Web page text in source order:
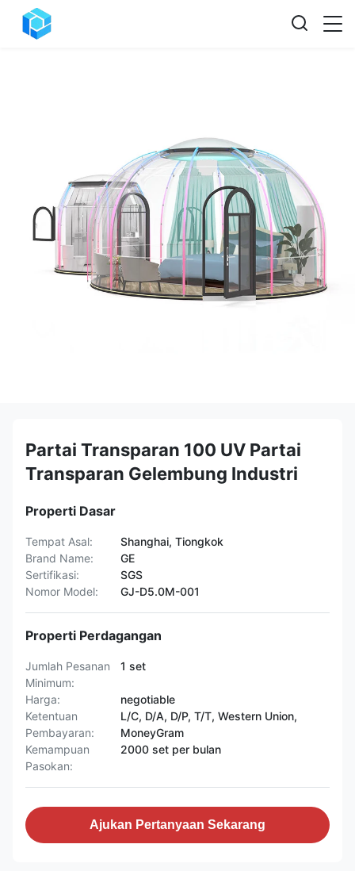
Partai Transparan 100 UV Partai
Transparan Gelembung Industri
Properti Dasar
Tempat Asal:
Shanghai, Tiongkok
Brand Name:
GE
Sertifikasi:
SGS
Nomor Model:
GJ-D5.0M-001
Properti Perdagangan
Jumlah Pesanan
Minimum:
1 set
Harga:
negotiable
Ketentuan
Pembayaran:
L/C, D/A, D/P, T/T, Western Union,
MoneyGram
Kemampuan
Pasokan:
2000 set per bulan
Ajukan Pertanyaan Sekarang